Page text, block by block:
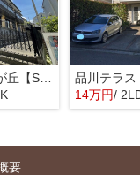
パルムあゆみが丘【SHM】
品川テラス
14万円/
要